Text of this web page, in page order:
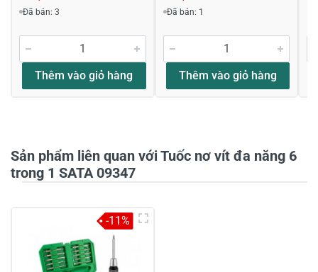
Viết nhận xét về sản phẩm
Đánh giá sao
Tiêu đề của nhận xét *
Viết nhận xét của bạn vào bên dưới
Đã bán: 3
Thêm vào giỏ hàng
Đã bán: 1
Thêm vào giỏ hàng
Sản phẩm liên quan với Tuốc nơ vít đa năng 6
trong 1 SATA 09347
-11%